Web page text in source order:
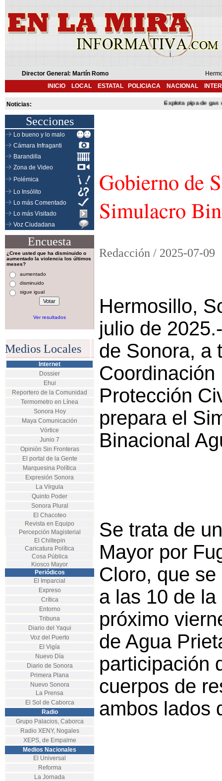
Director General: Martín Romo
INICIO
LOCAL ESTATAL POLICIACA NACIONAL
Noticias: Explota pipa de gas en
Secciones
Lo bueno y lo malo
Cámara Infraganti
Barandilla
Zona de Video
Polémica
Lo Insólito
Lo más Comentado
Lo más Visitado
Voz Ciudadana
Encuesta
¿Cree usted que ha disminuido o
aumentado la violencia los últimos
meses?
aumentado
disminuido
sigue igual
Ver resultados
Medios Locales
Internet
Dossier
Ehui
Reportero de la Comunidad
Termometro en Línea
Sonora Hoy
Maya Comunicación
Vórtice
Junio 7
Opinión Sin Fronteras
El portal de la Gente
Marquesina Política
Expresión Sonora
La Vírgula
Quinto Poder
Sonora Plural
El Chacoteo
Revista en Equipo
Percepción Magisterial
El Chiltepin
Caricatura Política
Cosa Pública
Kiosco Mayor
Periódicos
El Imparcial
Expreso
Crítica
Entorno
Tribuna
Diario del Yaqui
Voz del Puerto
El Vigía
Nuevo Día
Diario de Sonora
Primera Plana
Nuevo Sonora
La Prensa
El Sol de Caborca
Radio
Grupo Palacios, Caborca
Radio XENY, Nogales
XEPS, de Empalme
Medios Nacionales
El Universal
Reforma
La Jornada
Gobierno de
Simulacro
Redacción / 2025-07-09
Hermosillo,
julio de
de Sonora, a
Coordinación
Protección
prepara el
Binacional
Se trata de
Mayor por
Cloro, que
a las 10 de
próximo
de Agua
participación
cuerpos de
ambos lados